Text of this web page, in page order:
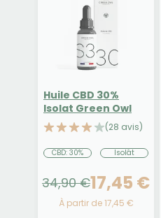
Huile CBD 30%
Isolat Green Owl
(28 avis)
CBD: 30% Isolât
34,90 €17,45 €
À partir de 17,45 €